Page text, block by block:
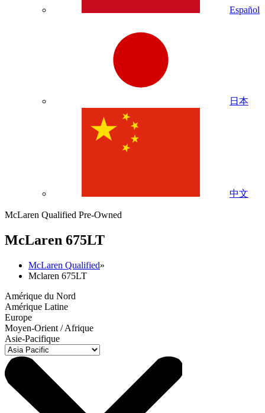
Español
日本
中文
McLaren Qualified Pre-Owned
McLaren 675LT
McLaren Qualified»
Mclaren 675LT
Amérique du Nord
Amérique Latine
Europe
Moyen-Orient / Afrique
Asie-Pacifique